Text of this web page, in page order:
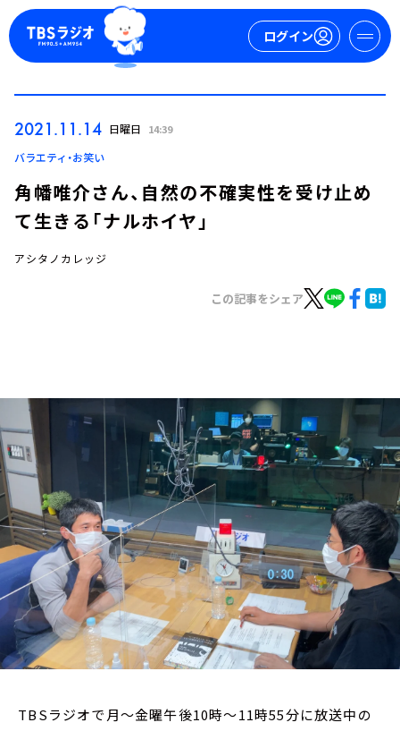
ログイン
ログイン
お知らせ
イベント・グッズ
YouTube
2021.11.14 日曜日 14:39
バラエティ・お笑い
角幡唯介さん、自然の不確実性を受け止め
て生きる「ナルホイヤ」
アシタノカレッジ
この記事をシェア
TBSラジオで月～金曜午後10時～11時55分に放送中の